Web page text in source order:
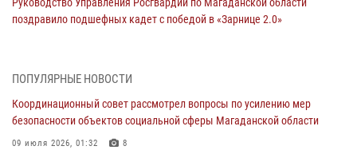
поздравило подшефных кадет с победой в «Зарнице 2.0»
При содействии СОБР Росгвардии в Магадане задержан
17 июля 2026, 04:06
«Каникулы с Росгвардией» продолжаются на Колыме
ПОПУЛЯРНЫЕ НОВОСТИ
Координационный совет рассмотрел вопросы по усилению мер
безопасности объектов социальной сферы Магаданской области
09 июля 2026, 01:32 8